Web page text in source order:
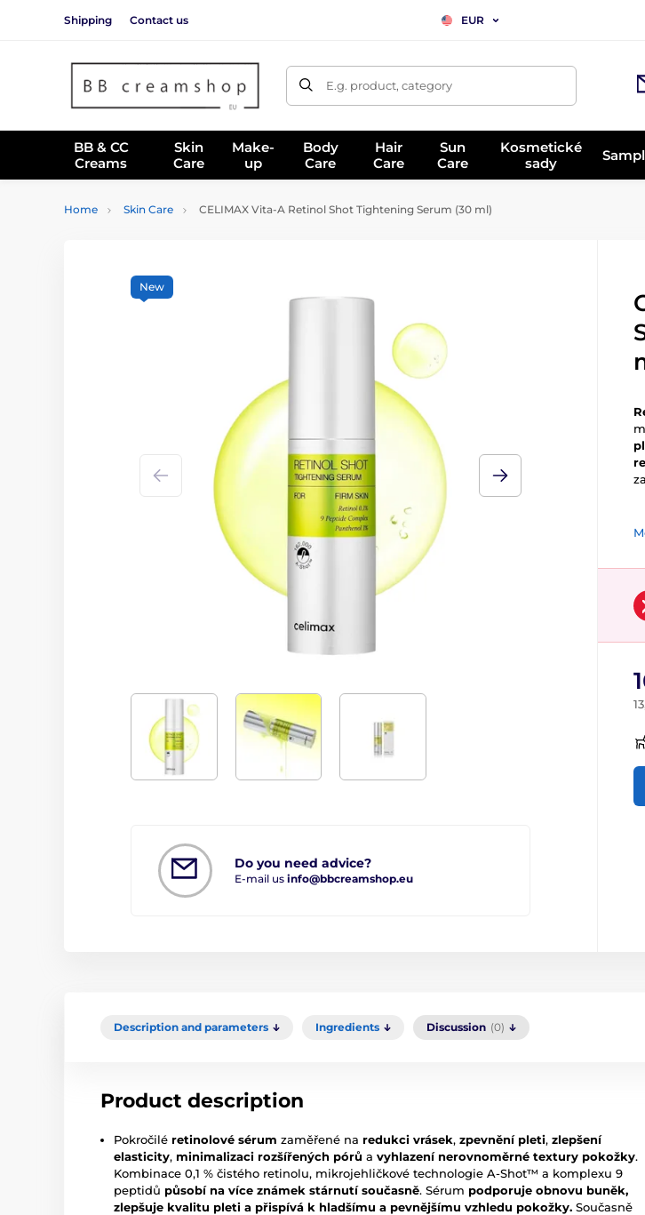
Shipping Contact us EUR
E.g. product, category
BB & CC
Creams
Skin
Care
Make-
up
Body
Care
Hair
Care
Sun
Care
Kosmetické
sady
Home Skin Care CELIMAX Vita-A Retinol Shot Tightening Serum (30 ml)
Do you need advice?
E-mail us info@bbcreamshop.eu
New
Description and parameters Ingredients Discussion (0)
Product description
Pokročilé retinolové sérum zaměřené na redukci vrásek, zpevnění pleti, zlepšení
elasticity, minimalizaci rozšířených pórů a vyhlazení nerovnoměrné textury pokožky.
Kombinace 0,1 % čistého retinolu, mikrojehličkové technologie A-Shot™ a komplexu 9
peptidů působí na více známek stárnutí současně. Sérum podporuje obnovu buněk,
zlepšuje kvalitu pleti a přispívá k hladšímu a pevnějšímu vzhledu pokožky. Současně